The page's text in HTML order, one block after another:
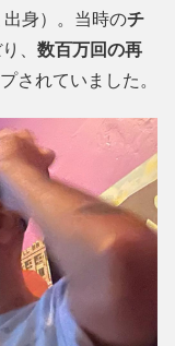
出身）。当時のチ
、 数百万回の再
されていました。